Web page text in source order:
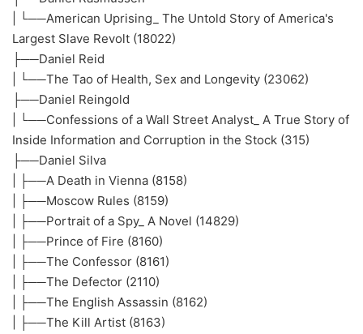
| └──American Uprising_ The Untold Story of America's
Largest Slave Revolt (18022)
├──Daniel Reid
| └──The Tao of Health, Sex and Longevity (23062)
├──Daniel Reingold
| └──Confessions of a Wall Street Analyst_ A True Story of
Inside Information and Corruption in the Stock (315)
├──Daniel Silva
| ├──A Death in Vienna (8158)
| ├──Moscow Rules (8159)
| ├──Portrait of a Spy_ A Novel (14829)
| ├──Prince of Fire (8160)
| ├──The Confessor (8161)
| ├──The Defector (2110)
| ├──The English Assassin (8162)
| ├──The Kill Artist (8163)